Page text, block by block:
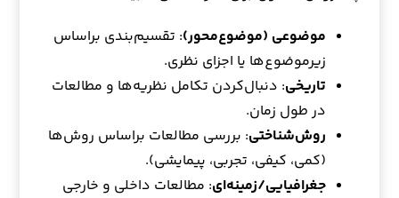
موضوعی (موضوع‌محور): تقسیم‌بندی براساس
زیرموضوع‌ها یا اجزای نظری.
تاریخی: دنبال‌کردن تکامل نظریه‌ها و مطالعات
در طول زمان.
روش‌شناختی: بررسی مطالعات براساس روش‌ها
(کمی، کیفی، تجربی، پیمایشی).
جغرافیایی/زمینه‌ای: مطالعات داخلی و خارجی